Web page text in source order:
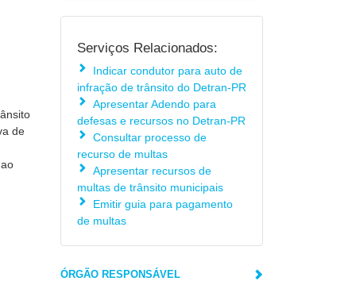
de
Serviços Relacionados:
Indicar condutor para auto de
infração de trânsito do Detran-PR
Apresentar Adendo para
defesas e recursos no Detran-PR
Consultar processo de
recurso de multas
Apresentar recursos de
multas de trânsito municipais
Emitir guia para pagamento
de multas
ÓRGÃO RESPONSÁVEL